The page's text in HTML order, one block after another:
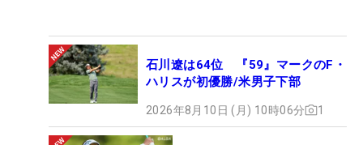
石川遼は64位 『59』マークのF・
ハリスが初優勝/米男子下部
2026年8月10日 (月) 10時06分 1